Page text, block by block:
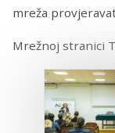
mreža
Mrežnoj stranici